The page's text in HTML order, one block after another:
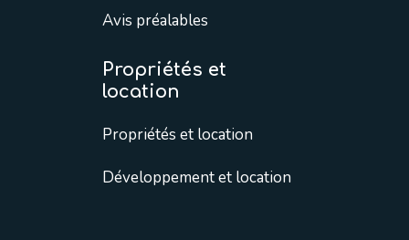
Avis préalables
Propriétés et
location
Propriétés et location
Développement et location